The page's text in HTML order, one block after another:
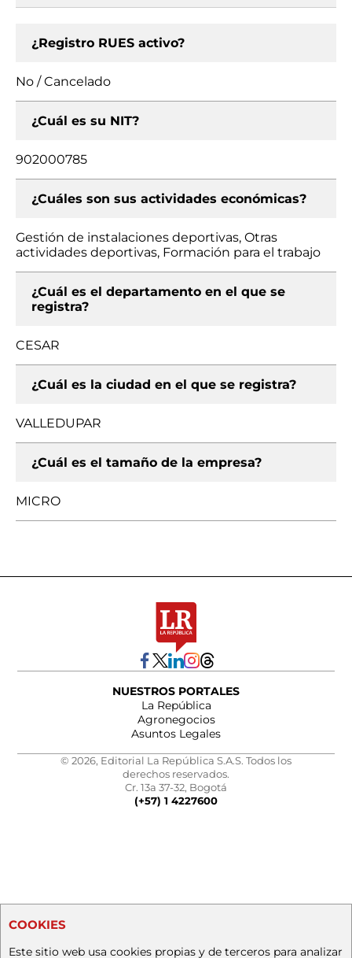
¿Registro RUES activo?
No / Cancelado
¿Cuál es su NIT?
902000785
¿Cuáles son sus actividades económicas?
Gestión de instalaciones deportivas, Otras
actividades deportivas, Formación para el trabajo
¿Cuál es el departamento en el que se
registra?
CESAR
¿Cuál es la ciudad en el que se registra?
VALLEDUPAR
¿Cuál es el tamaño de la empresa?
MICRO
NUESTROS PORTALES
La República
Agronegocios
Asuntos Legales
© 2026, Editorial La República S.A.S. Todos los
derechos reservados.
Cr. 13a 37-32, Bogotá
(+57) 1 4227600
COOKIES
Este sitio web usa cookies propias y de terceros para analizar